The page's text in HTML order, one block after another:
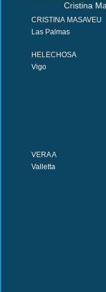
Cristina
CRISTINA MASAVEU
Las Palmas
HELECHOSA
Vigo
VERA A
Valletta